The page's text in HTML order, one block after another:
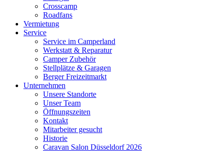
Crosscamp
Roadfans
Vermietung
Service
Service im Camperland
Werkstatt & Reparatur
Camper Zubehör
Stellplätze & Garagen
Berger Freizeitmarkt
Unternehmen
Unsere Standorte
Unser Team
Öffnungszeiten
Kontakt
Mitarbeiter gesucht
Historie
Caravan Salon Düsseldorf 2026